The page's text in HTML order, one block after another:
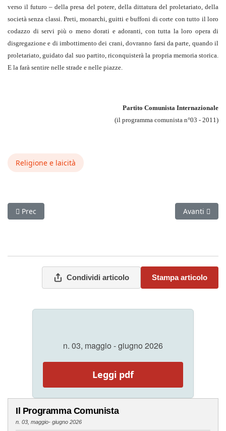
verso il futuro – della presa del potere, della dittatura del proletariato, della
società senza classi. Preti, monarchi, guitti e buffoni di corte con tutto il loro
codazzo di servi più o meno dorati e adoranti, con tutta la loro opera di
disgregazione e di imbottimento dei crani, dovranno farsi da parte, quando il
proletariato, guidato dal suo partito, riconquisterà la propria memoria storica.
E la farà sentire nelle strade e nelle piazze.
Partito Comunista Internazionale
(il programma comunista n°03 - 2011)
Religione e laicità
Articolo precedente: Povera Cina
Prec Articolo
Avanti
Condividi articolo Stampa articolo
n. 03, maggio - giugno 2026
Leggi pdf
Il Programma Comunista
n. 03, maggio- giugno 2026